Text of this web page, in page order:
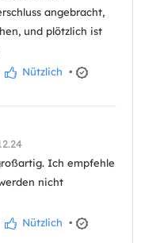
angebracht,
und plötzlich ist
Nützlich •
Ich empfehle
nicht
Nützlich •